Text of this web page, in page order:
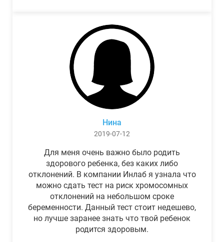
Нина
2019-07-12
Для меня очень важно было родить
здорового ребенка, без каких либо
отклонений. В компании Инлаб я узнала что
можно сдать тест на риск хромосомных
отклонений на небольшом сроке
беременности. Данный тест стоит недешево,
но лучше заранее знать что твой ребенок
родится здоровым.